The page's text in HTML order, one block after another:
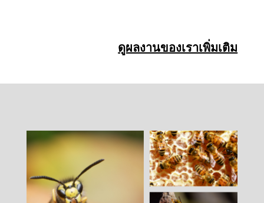
ดูผลงานของเราเพิ่มเติม